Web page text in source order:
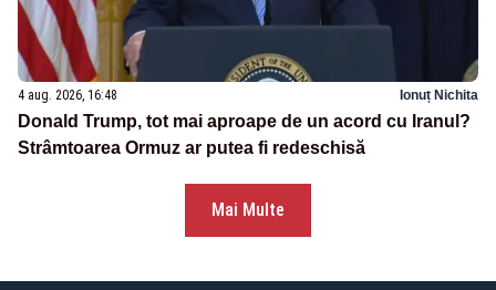
4 aug. 2026, 16:48 Ionuț Nichita
Donald Trump, tot mai aproape de un acord cu Iranul?
Strâmtoarea Ormuz ar putea fi redeschisă
Mai Multe